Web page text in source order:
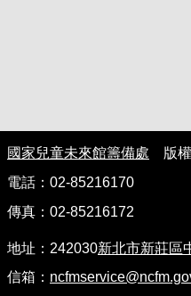
國家兒童未來館籌備處 版
電話：02-85216170
傳真：02-85216172
地址：242030新北市新莊區
信箱：